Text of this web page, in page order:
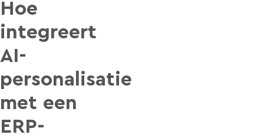
Hoe
integreert
AI-
personalisatie
met een
ERP-